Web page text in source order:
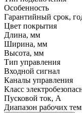
Особенность
Гарантийный срок,
Цвет покрытия
Длина, мм
Ширина, мм
Высота, мм
Тип управления
Входной сигнал
Каналы управления
Класс
Пусковой ток, A
Диапазон рабочих